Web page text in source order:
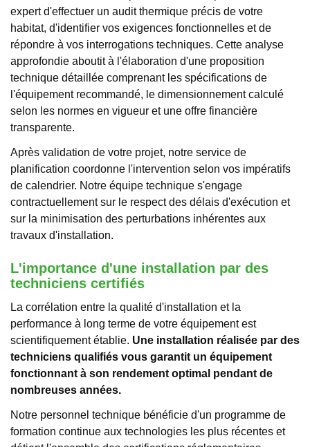
expert d'effectuer un audit thermique précis de votre
habitat, d'identifier vos exigences fonctionnelles et de
répondre à vos interrogations techniques. Cette analyse
approfondie aboutit à l'élaboration d'une proposition
technique détaillée comprenant les spécifications de
l'équipement recommandé, le dimensionnement calculé
selon les normes en vigueur et une offre financière
transparente.
Après validation de votre projet, notre service de
planification coordonne l'intervention selon vos impératifs
de calendrier. Notre équipe technique s'engage
contractuellement sur le respect des délais d'exécution et
sur la minimisation des perturbations inhérentes aux
travaux d'installation.
L'importance d'une installation par des
techniciens certifiés
La corrélation entre la qualité d'installation et la
performance à long terme de votre équipement est
scientifiquement établie. Une installation réalisée par des
techniciens qualifiés vous garantit un équipement
fonctionnant à son rendement optimal pendant de
nombreuses années.
Notre personnel technique bénéficie d'un programme de
formation continue aux technologies les plus récentes et